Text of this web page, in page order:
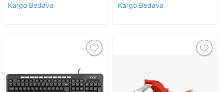
Kargo Bedava Kargo Bedava